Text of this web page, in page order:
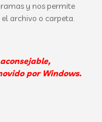
y nos permite
archivo o carpeta.
por Windows.